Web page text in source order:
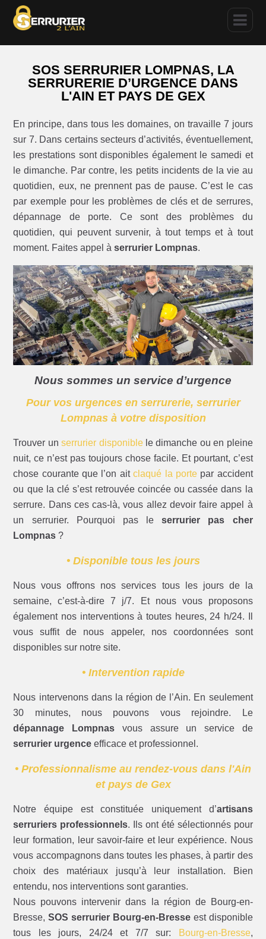
SOS SERRURIER LOMPNAS, LA
SERRURERIE D’URGENCE DANS
L'AIN ET PAYS DE GEX
En principe, dans tous les domaines, on travaille 7 jours
sur 7. Dans certains secteurs d’activités, éventuellement,
les prestations sont disponibles également le samedi et
le dimanche. Par contre, les petits incidents de la vie au
quotidien, eux, ne prennent pas de pause. C’est le cas
par exemple pour les problèmes de clés et de serrures,
dépannage de porte. Ce sont des problèmes du
quotidien, qui peuvent survenir, à tout temps et à tout
moment. Faites appel àserrurier Lompnas.
Nous sommes un service d’urgence
Pour vos urgences en serrurerie, serrurier
Lompnas à votre disposition
Trouver unserrurier disponiblele dimanche ou en pleine
nuit, ce n’est pas toujours chose facile. Et pourtant, c’est
chose courante que l’on aitclaqué la portepar accident
ou que la clé s’est retrouvée coincée ou cassée dans la
serrure. Dans ces cas-là, vous allez devoir faire appel à
un serrurier. Pourquoi pas leserrurier pas cher
Lompnas ?
• Disponible tous les jours
Nous vous offrons nos services tous les jours de la
semaine, c’est-à-dire 7 j/7. Et nous vous proposons
également nos interventions à toutes heures, 24 h/24. Il
vous suffit de nous appeler, nos coordonnées sont
disponibles sur notre site.
• Intervention rapide
Nous intervenons dans la région de l’Ain. En seulement
30 minutes, nous pouvons vous rejoindre. Le
dépannage Lompnas vous assure un service de
serrurier urgence efficace et professionnel.
• Professionnalisme au rendez-vous dans l'Ain
et pays de Gex
Notre équipe est constituée uniquement d’artisans
serruriers professionnels. Ils ont été sélectionnés pour
leur formation, leur savoir-faire et leur expérience. Nous
vous accompagnons dans toutes les phases, à partir des
choix des matériaux jusqu’à leur installation. Bien
entendu, nos interventions sont garanties.
Nous pouvons intervenir dans la région de Bourg-en-
Bresse,SOS serrurier Bourg-en-Bresseest disponible
tous les jours, 24/24 et 7/7 sur:
Bourg-en-Bresse,